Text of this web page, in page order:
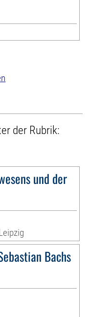
der Rubrik:
und der
Bachs